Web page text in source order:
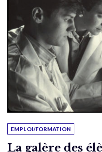
EMPLOI/FORMATION
La galère des